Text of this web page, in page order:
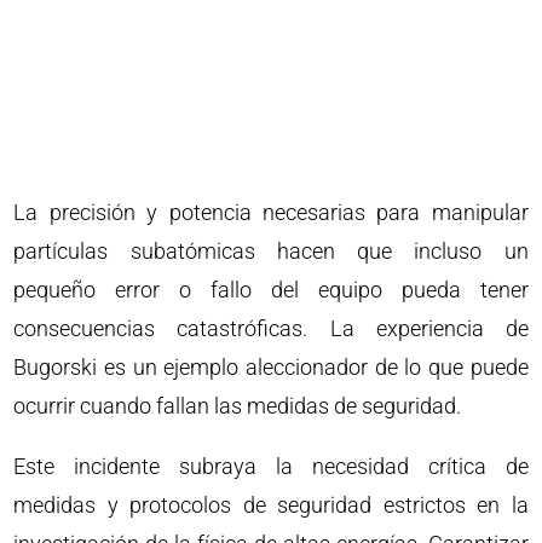
La precisión y potencia necesarias para manipular
partículas subatómicas hacen que incluso un
pequeño error o fallo del equipo pueda tener
consecuencias catastróficas. La experiencia de
Bugorski es un ejemplo aleccionador de lo que puede
ocurrir cuando fallan las medidas de seguridad.
Este incidente subraya la necesidad crítica de
medidas y protocolos de seguridad estrictos en la